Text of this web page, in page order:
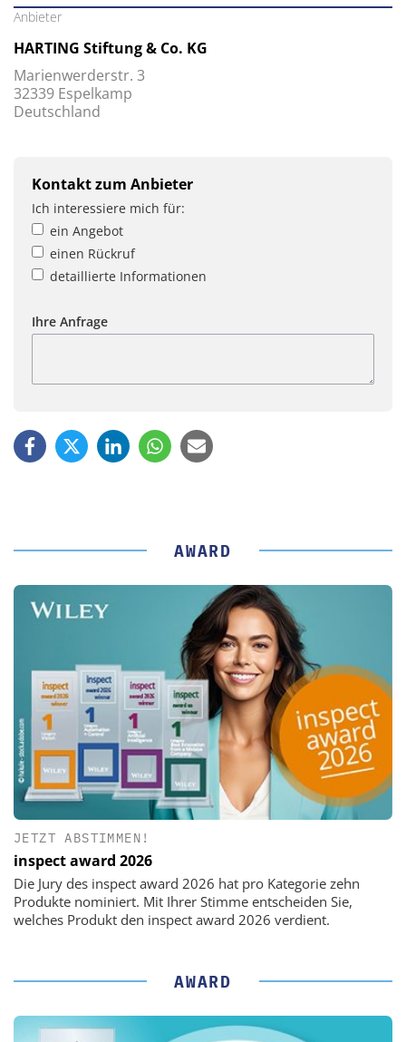
Anbieter
HARTING Stiftung & Co. KG
Marienwerderstr. 3
32339 Espelkamp
Deutschland
Kontakt zum Anbieter
Ich interessiere mich für:
ein Angebot
einen Rückruf
detaillierte Informationen
Ihre Anfrage
AWARD
JETZT ABSTIMMEN!
inspect award 2026
Die Jury des inspect award 2026 hat pro Kategorie zehn
Produkte nominiert. Mit Ihrer Stimme entscheiden Sie,
welches Produkt den inspect award 2026 verdient.
AWARD